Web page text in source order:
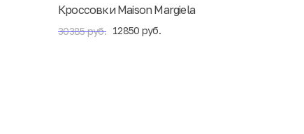
Кроссовки Maison Margiela
30385 руб. 12850 руб.